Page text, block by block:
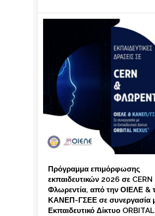
Πρόγραμμα επιμόρφωσης
εκπαιδευτικών 2026 σε CERN
Φλωρεντία, από την ΟΙΕΛΕ &
ΚΑΝΕΠ-ΓΣΕΕ σε συνεργασία
Εκπαιδευτικό Δίκτυο ORBITAL